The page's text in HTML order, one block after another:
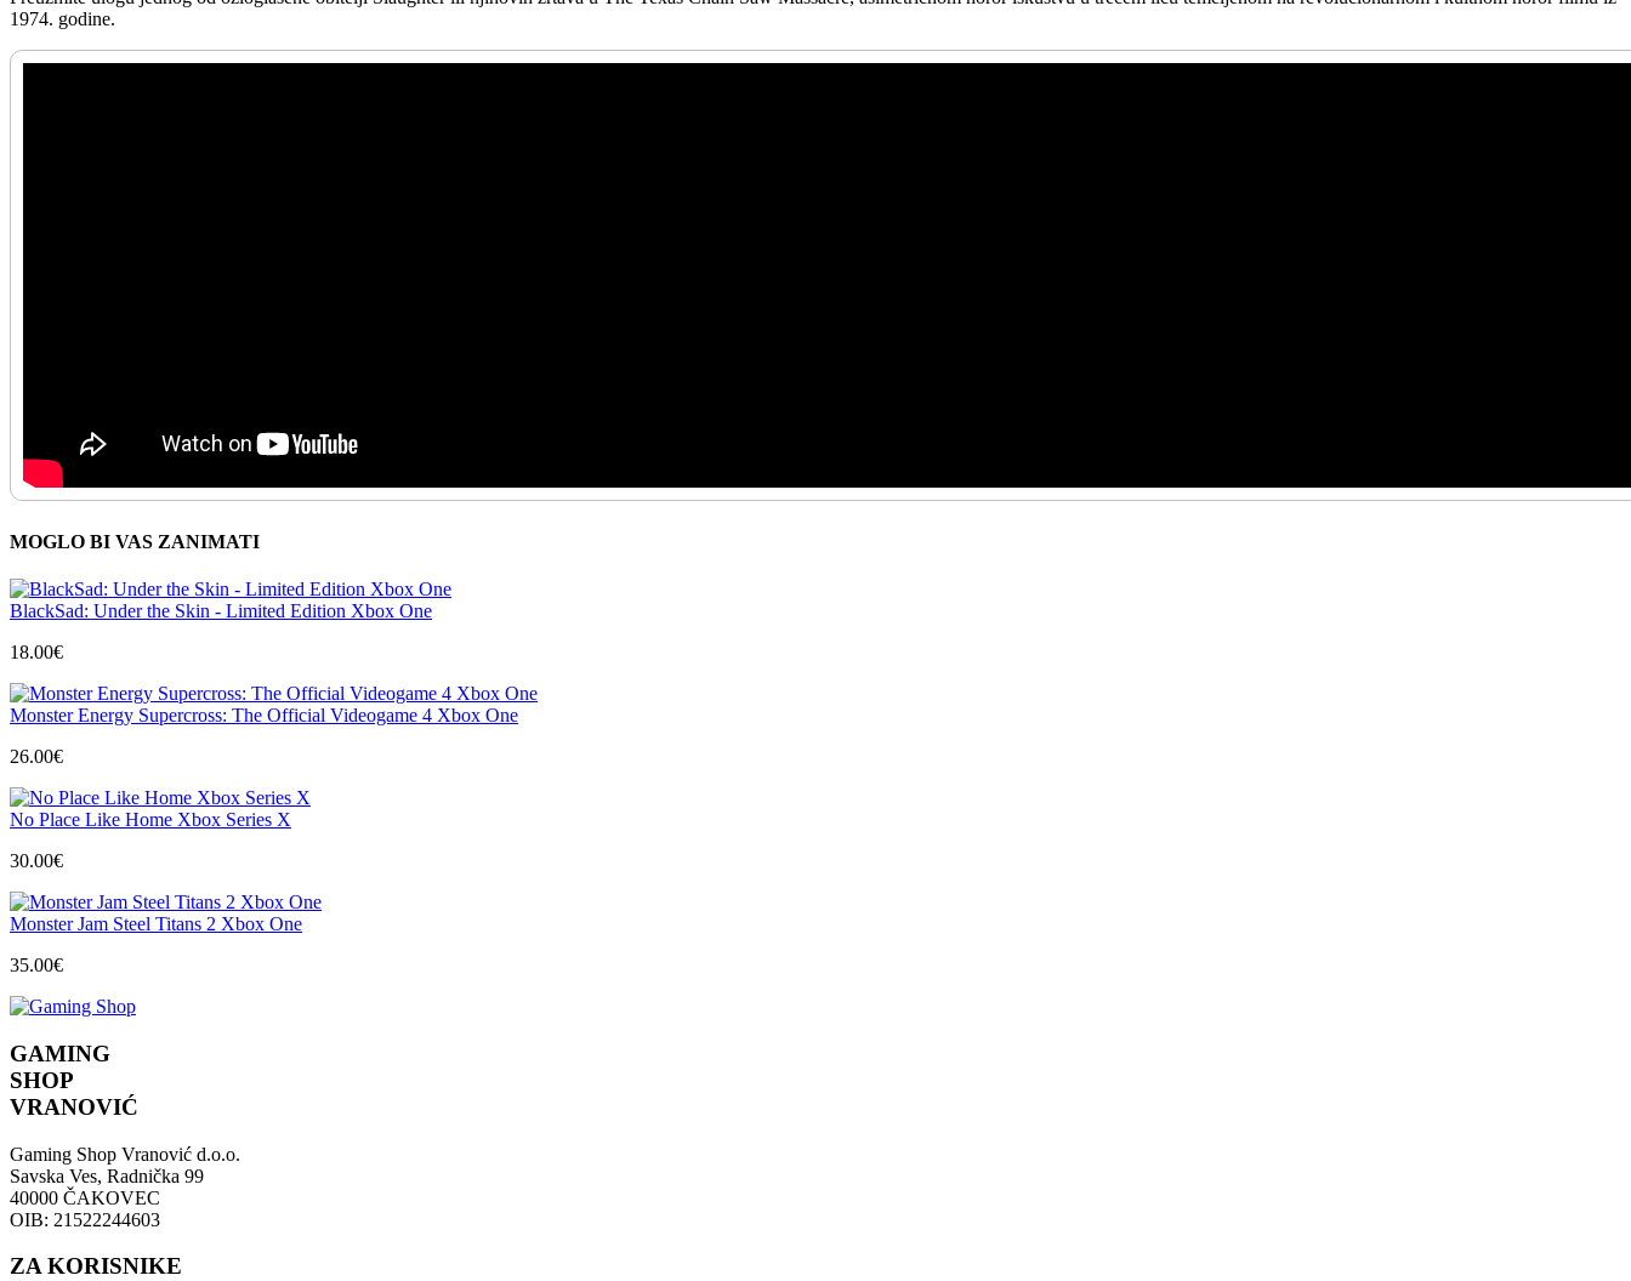
1974. godine.
MOGLO BI VAS ZANIMATI
BlackSad: Under the Skin - Limited Edition Xbox One
18.00€
Monster Energy Supercross: The Official Videogame 4 Xbox One
26.00€
No Place Like Home Xbox Series X
30.00€
Monster Jam Steel Titans 2 Xbox One
35.00€
GAMING
SHOP
VRANOVIĆ
Gaming Shop Vranović d.o.o.
Savska Ves, Radnička 99
40000 ČAKOVEC
OIB: 21522244603
ZA KORISNIKE